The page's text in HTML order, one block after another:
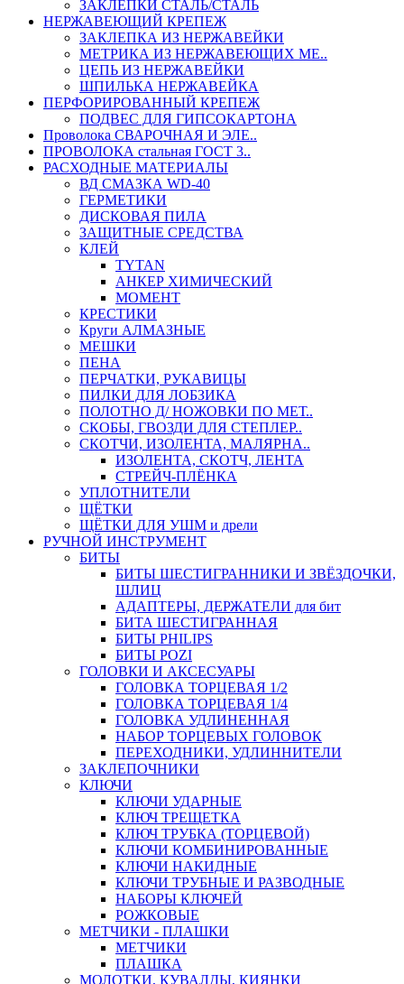
ЗАКЛЁПКИ СТАЛЬ/СТАЛЬ
НЕРЖАВЕЮЩИЙ КРЕПЕЖ
ЗАКЛЕПКА ИЗ НЕРЖАВЕЙКИ
МЕТРИКА ИЗ НЕРЖАВЕЮЩИХ МЕ..
ЦЕПЬ ИЗ НЕРЖАВЕЙКИ
ШПИЛЬКА НЕРЖАВЕЙКА
ПЕРФОРИРОВАННЫЙ КРЕПЕЖ
ПОДВЕС ДЛЯ ГИПСОКАРТОНА
Проволока СВАРОЧНАЯ И ЭЛЕ..
ПРОВОЛОКА стальная ГОСТ 3..
РАСХОДНЫЕ МАТЕРИАЛЫ
ВД СМАЗКА WD-40
ГЕРМЕТИКИ
ДИСКОВАЯ ПИЛА
ЗАЩИТНЫЕ СРЕДСТВА
КЛЕЙ
TYTAN
АНКЕР ХИМИЧЕСКИЙ
МОМЕНТ
КРЕСТИКИ
Круги АЛМАЗНЫЕ
МЕШКИ
ПЕНА
ПЕРЧАТКИ, РУКАВИЦЫ
ПИЛКИ ДЛЯ ЛОБЗИКА
ПОЛОТНО Д/ НОЖОВКИ ПО МЕТ..
СКОБЫ, ГВОЗДИ ДЛЯ СТЕПЛЕР..
СКОТЧИ, ИЗОЛЕНТА, МАЛЯРНА..
ИЗОЛЕНТА, СКОТЧ, ЛЕНТА
СТРЕЙЧ-ПЛЁНКА
УПЛОТНИТЕЛИ
ЩЁТКИ
ЩЁТКИ ДЛЯ УШМ и дрели
РУЧНОЙ ИНСТРУМЕНТ
БИТЫ
БИТЫ ШЕСТИГРАННИКИ И ЗВЁЗДОЧКИ,
ШЛИЦ
АДАПТЕРЫ, ДЕРЖАТЕЛИ для бит
БИТА ШЕСТИГРАННАЯ
БИТЫ PHILIPS
БИТЫ POZI
ГОЛОВКИ И АКСЕСУАРЫ
ГОЛОВКА ТОРЦЕВАЯ 1/2
ГОЛОВКА ТОРЦЕВАЯ 1/4
ГОЛОВКА УДЛИНЕННАЯ
НАБОР ТОРЦЕВЫХ ГОЛОВОК
ПЕРЕХОДНИКИ, УДЛИННИТЕЛИ
ЗАКЛЕПОЧНИКИ
КЛЮЧИ
КЛЮЧИ УДАРНЫЕ
КЛЮЧ ТРЕЩЕТКА
КЛЮЧ ТРУБКА (ТОРЦЕВОЙ)
КЛЮЧИ КОМБИНИРОВАННЫЕ
КЛЮЧИ НАКИДНЫЕ
КЛЮЧИ ТРУБНЫЕ И РАЗВОДНЫЕ
НАБОРЫ КЛЮЧЕЙ
РОЖКОВЫЕ
МЕТЧИКИ - ПЛАШКИ
МЕТЧИКИ
ПЛАШКА
МОЛОТКИ, КУВАЛДЫ, КИЯНКИ